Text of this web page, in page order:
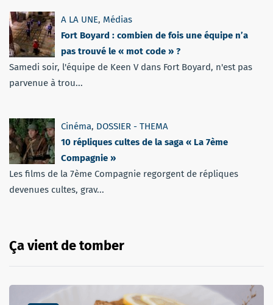
A LA UNE, Médias
Fort Boyard : combien de fois une équipe n’a
pas trouvé le « mot code » ?
Samedi soir, l'équipe de Keen V dans Fort Boyard, n'est pas
parvenue à trou...
Cinéma, DOSSIER - THEMA
10 répliques cultes de la saga « La 7ème
Compagnie »
Les films de la 7ème Compagnie regorgent de répliques
devenues cultes, grav...
Ça vient de tomber